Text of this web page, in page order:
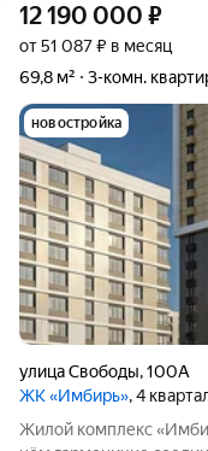
12 190 000 ₽
от 51 087 ₽ в месяц
69,8 м²
3-комн.
новостройка
улица Свободы,100А
ЖК «Имбирь», 4
Жилой комплекс «Имбирь» яркая деталь района